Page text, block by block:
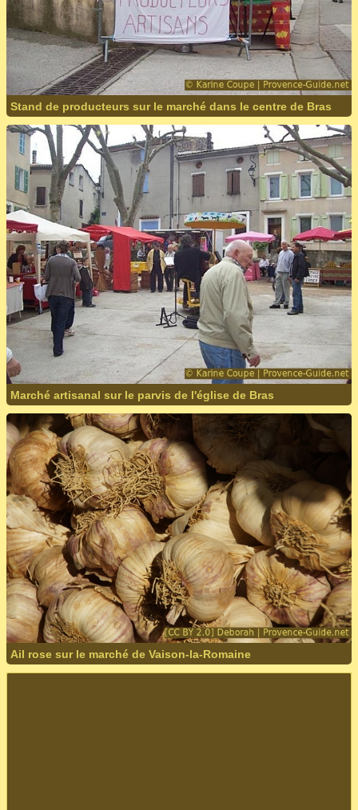
Stand de producteurs sur le marché dans le centre de Bras
Marché artisanal sur le parvis de l'église de Bras
Ail rose sur le marché de Vaison-la-Romaine